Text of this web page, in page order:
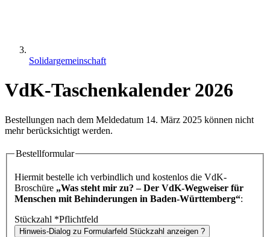
Solidargemeinschaft
VdK-Taschenkalender 2026
Bestellungen nach dem Meldedatum 14. März 2025 können nicht
mehr berücksichtigt werden.
Bestellformular
Hiermit bestelle ich verbindlich und kostenlos die VdK-
Broschüre „Was steht mir zu? – Der VdK-Wegweiser für
Menschen mit Behinderungen in Baden-Württemberg“:
Stückzahl *Pflichtfeld
Hinweis-Dialog zu Formularfeld Stückzahl anzeigen ?